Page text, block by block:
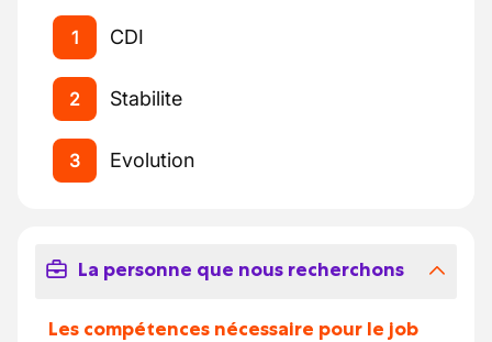
1 CDI
2 Stabilite
3 Evolution
La personne que nous recherchons
Les compétences nécessaire pour le job